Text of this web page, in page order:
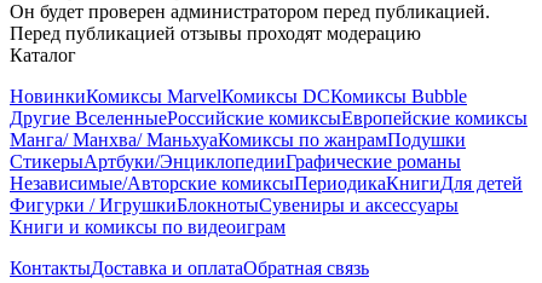
Он будет проверен администратором перед публикацией.
Перед публикацией отзывы проходят модерацию
Каталог
НовинкиКомиксы MarvelКомиксы DCКомиксы Bubble
Другие ВселенныеРоссийские комиксыЕвропейские комиксы
Манга/ Манхва/ МаньхуаКомиксы по жанрамПодушки
СтикерыАртбуки/ЭнциклопедииГрафические романы
Независимые/Авторские комиксыПериодикаКнигиДля детей
Фигурки / ИгрушкиБлокнотыСувениры и аксессуары
Книги и комиксы по видеоиграм
КонтактыДоставка и оплатаОбратная связь